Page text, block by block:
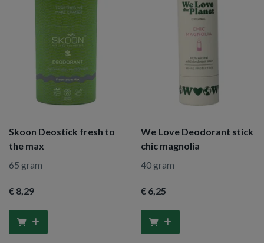
Skoon Deostick fresh to
the max
65 gram
€ 8,29
We Love Deodorant stick
chic magnolia
40 gram
€ 6,25